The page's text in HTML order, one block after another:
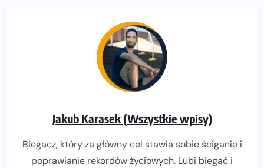
Jakub Karasek (Wszystkie wpisy)
Biegacz, który za główny cel stawia sobie ściganie i
poprawianie rekordów życiowych. Lubi biegać i